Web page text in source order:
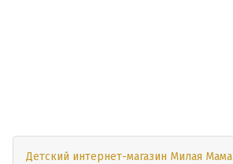
Детский интернет-магазин Милая Мама